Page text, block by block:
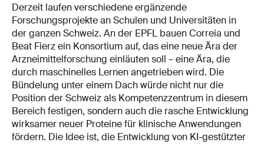
Derzeit laufen verschiedene ergänzende
Forschungsprojekte an Schulen und Universitäten in
der ganzen Schweiz. An der EPFL bauen Correia und
Beat Fierz ein Konsortium auf, das eine neue Ära der
Arzneimittelforschung einläuten soll – eine Ära, die
durch maschinelles Lernen angetrieben wird. Die
Bündelung unter einem Dach würde nicht nur die
Position der Schweiz als Kompetenzzentrum in diesem
Bereich festigen, sondern auch die rasche Entwicklung
wirksamer neuer Proteine für klinische Anwendungen
fördern. Die Idee ist, die Entwicklung von KI-gestützter